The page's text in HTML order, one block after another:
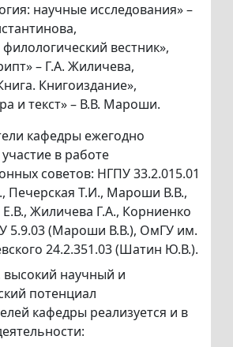
научные исследования» –
вестник»,
– Г.А. Жиличева,
Книгоиздание»,
и текст» – В.В. Мароши.
кафедры ежегодно
в работе
советов: НГПУ 33.2.015.01
Печерская Т.И., Мароши В.В.,
Жиличева Г.А., Корниенко
5.9.03 (Мароши В.В.), ОмГУ им.
24.2.351.03 (Шатин Ю.В.).
высокий научный и
потенциал
кафедры реализуется и в